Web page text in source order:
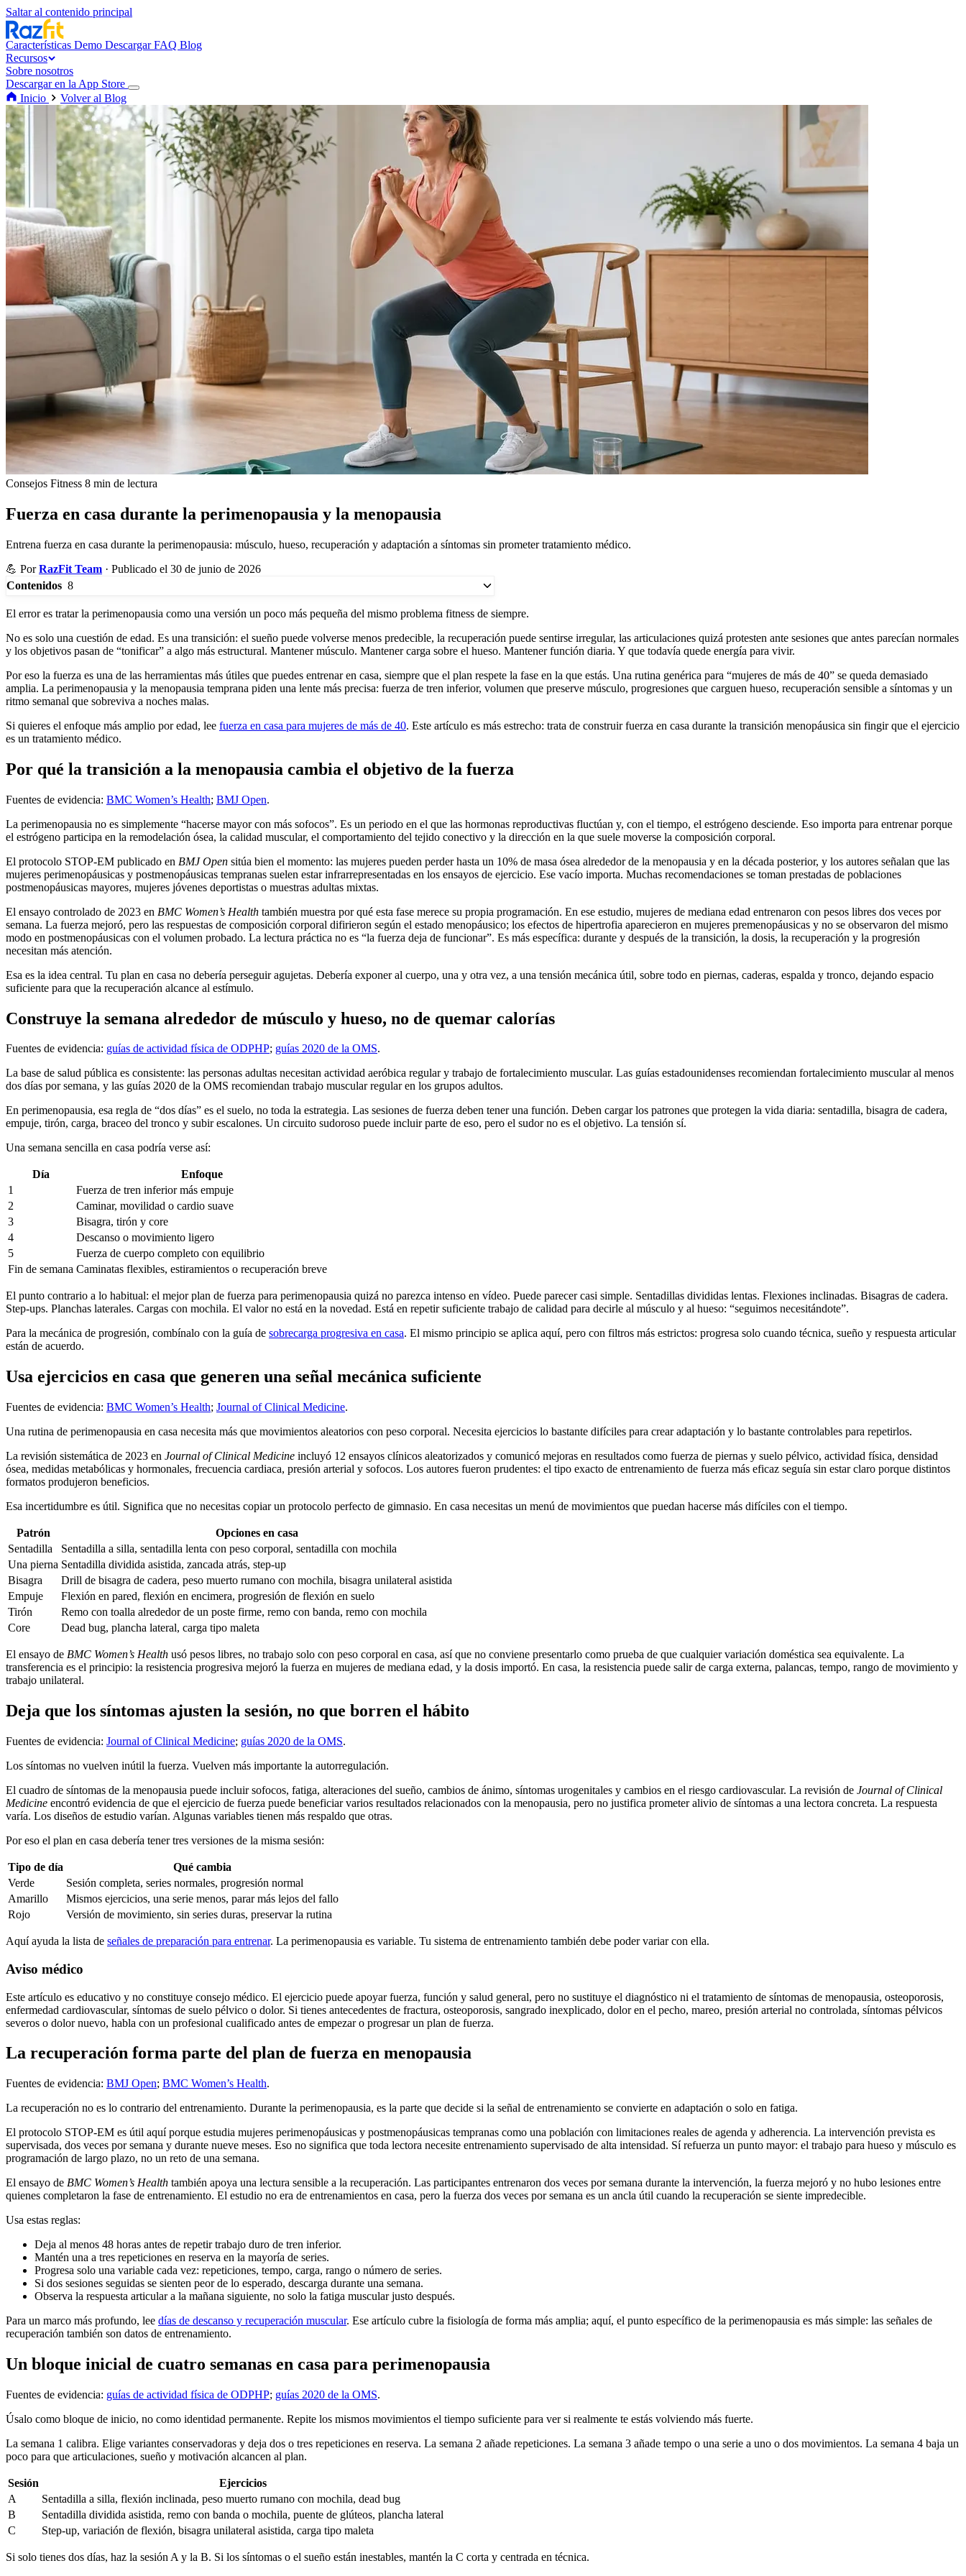
Saltar al contenido principal
Características Demo DescargarFAQ Blog
Recursos
Sobre nosotros
Descargar en la App Store
Inicio
Volver al Blog
Consejos Fitness 8 min de lectura
Fuerza en casa durante la perimenopausia y la menopausia
Entrena fuerza en casa durante la perimenopausia: músculo, hueso, recuperación y adaptación a síntomas sin prometer tratamiento médico.
💪 PorRazFit Team · Publicado el 30 de junio de 2026
Contenidos 8
El error es tratar la perimenopausia como una versión un poco más pequeña del mismo problema fitness de siempre.
No es solo una cuestión de edad. Es una transición: el sueño puede volverse menos predecible, la recuperación puede sentirse irregular, las articulaciones quizá protesten ante sesiones que antes parecían normales
y los objetivos pasan de “tonificar” a algo más estructural. Mantener músculo. Mantener carga sobre el hueso. Mantener función diaria. Y que todavía quede energía para vivir.
Por eso la fuerza es una de las herramientas más útiles que puedes entrenar en casa, siempre que el plan respete la fase en la que estás. Una rutina genérica para “mujeres de más de 40” se queda demasiado
amplia. La perimenopausia y la menopausia temprana piden una lente más precisa: fuerza de tren inferior, volumen que preserve músculo, progresiones que carguen hueso, recuperación sensible a síntomas y un
ritmo semanal que sobreviva a noches malas.
Si quieres el enfoque más amplio por edad, lee fuerza en casa para mujeres de más de 40. Este artículo es más estrecho: trata de construir fuerza en casa durante la transición menopáusica sin fingir que el ejercicio
es un tratamiento médico.
Por qué la transición a la menopausia cambia el objetivo de la fuerza
Fuentes de evidencia: BMC Women’s Health; BMJ Open.
La perimenopausia no es simplemente “hacerse mayor con más sofocos”. Es un periodo en el que las hormonas reproductivas fluctúan y, con el tiempo, el estrógeno desciende. Eso importa para entrenar porque
el estrógeno participa en la remodelación ósea, la calidad muscular, el comportamiento del tejido conectivo y la dirección en la que suele moverse la composición corporal.
El protocolo STOP-EM publicado en BMJ Open sitúa bien el momento: las mujeres pueden perder hasta un 10% de masa ósea alrededor de la menopausia y en la década posterior, y los autores señalan que las
mujeres perimenopáusicas y postmenopáusicas tempranas suelen estar infrarrepresentadas en los ensayos de ejercicio. Ese vacío importa. Muchas recomendaciones se toman prestadas de poblaciones
postmenopáusicas mayores, mujeres jóvenes deportistas o muestras adultas mixtas.
El ensayo controlado de 2023 en BMC Women’s Health también muestra por qué esta fase merece su propia programación. En ese estudio, mujeres de mediana edad entrenaron con pesos libres dos veces por
semana. La fuerza mejoró, pero las respuestas de composición corporal difirieron según el estado menopáusico; los efectos de hipertrofia aparecieron en mujeres premenopáusicas y no se observaron del mismo
modo en postmenopáusicas con el volumen probado. La lectura práctica no es “la fuerza deja de funcionar”. Es más específica: durante y después de la transición, la dosis, la recuperación y la progresión
necesitan más atención.
Esa es la idea central. Tu plan en casa no debería perseguir agujetas. Debería exponer al cuerpo, una y otra vez, a una tensión mecánica útil, sobre todo en piernas, caderas, espalda y tronco, dejando espacio
suficiente para que la recuperación alcance al estímulo.
Construye la semana alrededor de músculo y hueso, no de quemar calorías
Fuentes de evidencia: guías de actividad física de ODPHP; guías 2020 de la OMS.
La base de salud pública es consistente: las personas adultas necesitan actividad aeróbica regular y trabajo de fortalecimiento muscular. Las guías estadounidenses recomiendan fortalecimiento muscular al menos
dos días por semana, y las guías 2020 de la OMS recomiendan trabajo muscular regular en los grupos adultos.
En perimenopausia, esa regla de “dos días” es el suelo, no toda la estrategia. Las sesiones de fuerza deben tener una función. Deben cargar los patrones que protegen la vida diaria: sentadilla, bisagra de cadera,
empuje, tirón, carga, braceo del tronco y subir escalones. Un circuito sudoroso puede incluir parte de eso, pero el sudor no es el objetivo. La tensión sí.
Una semana sencilla en casa podría verse así:
Día
Enfoque
1
Fuerza de tren inferior más empuje
2
Caminar, movilidad o cardio suave
3
Bisagra, tirón y core
4
Descanso o movimiento ligero
5
Fuerza de cuerpo completo con equilibrio
Fin de semana Caminatas flexibles, estiramientos o recuperación breve
El punto contrario a lo habitual: el mejor plan de fuerza para perimenopausia quizá no parezca intenso en vídeo. Puede parecer casi simple. Sentadillas divididas lentas. Flexiones inclinadas. Bisagras de cadera.
Step-ups. Planchas laterales. Cargas con mochila. El valor no está en la novedad. Está en repetir suficiente trabajo de calidad para decirle al músculo y al hueso: “seguimos necesitándote”.
Para la mecánica de progresión, combínalo con la guía de sobrecarga progresiva en casa. El mismo principio se aplica aquí, pero con filtros más estrictos: progresa solo cuando técnica, sueño y respuesta articular
están de acuerdo.
Usa ejercicios en casa que generen una señal mecánica suficiente
Fuentes de evidencia: BMC Women’s Health; Journal of Clinical Medicine.
Una rutina de perimenopausia en casa necesita más que movimientos aleatorios con peso corporal. Necesita ejercicios lo bastante difíciles para crear adaptación y lo bastante controlables para repetirlos.
La revisión sistemática de 2023 en Journal of Clinical Medicine incluyó 12 ensayos clínicos aleatorizados y comunicó mejoras en resultados como fuerza de piernas y suelo pélvico, actividad física, densidad
ósea, medidas metabólicas y hormonales, frecuencia cardiaca, presión arterial y sofocos. Los autores fueron prudentes: el tipo exacto de entrenamiento de fuerza más eficaz seguía sin estar claro porque distintos
formatos produjeron beneficios.
Esa incertidumbre es útil. Significa que no necesitas copiar un protocolo perfecto de gimnasio. En casa necesitas un menú de movimientos que puedan hacerse más difíciles con el tiempo.
Patrón
Opciones en casa
Sentadilla
Sentadilla a silla, sentadilla lenta con peso corporal, sentadilla con mochila
Una pierna Sentadilla dividida asistida, zancada atrás, step-up
Bisagra
Drill de bisagra de cadera, peso muerto rumano con mochila, bisagra unilateral asistida
Empuje
Flexión en pared, flexión en encimera, progresión de flexión en suelo
Tirón
Remo con toalla alrededor de un poste firme, remo con banda, remo con mochila
Core
Dead bug, plancha lateral, carga tipo maleta
El ensayo de BMC Women’s Health usó pesos libres, no trabajo solo con peso corporal en casa, así que no conviene presentarlo como prueba de que cualquier variación doméstica sea equivalente. La
transferencia es el principio: la resistencia progresiva mejoró la fuerza en mujeres de mediana edad, y la dosis importó. En casa, la resistencia puede salir de carga externa, palancas, tempo, rango de movimiento y
trabajo unilateral.
Deja que los síntomas ajusten la sesión, no que borren el hábito
Fuentes de evidencia: Journal of Clinical Medicine; guías 2020 de la OMS.
Los síntomas no vuelven inútil la fuerza. Vuelven más importante la autorregulación.
El cuadro de síntomas de la menopausia puede incluir sofocos, fatiga, alteraciones del sueño, cambios de ánimo, síntomas urogenitales y cambios en el riesgo cardiovascular. La revisión de Journal of Clinical
Medicine encontró evidencia de que el ejercicio de fuerza puede beneficiar varios resultados relacionados con la menopausia, pero no justifica prometer alivio de síntomas a una lectora concreta. La respuesta
varía. Los diseños de estudio varían. Algunas variables tienen más respaldo que otras.
Por eso el plan en casa debería tener tres versiones de la misma sesión:
Tipo de día
Qué cambia
Verde
Sesión completa, series normales, progresión normal
Amarillo
Mismos ejercicios, una serie menos, parar más lejos del fallo
Rojo
Versión de movimiento, sin series duras, preservar la rutina
Aquí ayuda la lista de señales de preparación para entrenar. La perimenopausia es variable. Tu sistema de entrenamiento también debe poder variar con ella.
Aviso médico
Este artículo es educativo y no constituye consejo médico. El ejercicio puede apoyar fuerza, función y salud general, pero no sustituye el diagnóstico ni el tratamiento de síntomas de menopausia, osteoporosis,
enfermedad cardiovascular, síntomas de suelo pélvico o dolor. Si tienes antecedentes de fractura, osteoporosis, sangrado inexplicado, dolor en el pecho, mareo, presión arterial no controlada, síntomas pélvicos
severos o dolor nuevo, habla con un profesional cualificado antes de empezar o progresar un plan de fuerza.
La recuperación forma parte del plan de fuerza en menopausia
Fuentes de evidencia: BMJ Open; BMC Women’s Health.
La recuperación no es lo contrario del entrenamiento. Durante la perimenopausia, es la parte que decide si la señal de entrenamiento se convierte en adaptación o solo en fatiga.
El protocolo STOP-EM es útil aquí porque estudia mujeres perimenopáusicas y postmenopáusicas tempranas como una población con limitaciones reales de agenda y adherencia. La intervención prevista es
supervisada, dos veces por semana y durante nueve meses. Eso no significa que toda lectora necesite entrenamiento supervisado de alta intensidad. Sí refuerza un punto mayor: el trabajo para hueso y músculo es
programación de largo plazo, no un reto de una semana.
El ensayo de BMC Women’s Health también apoya una lectura sensible a la recuperación. Las participantes entrenaron dos veces por semana durante la intervención, la fuerza mejoró y no hubo lesiones entre
quienes completaron la fase de entrenamiento. El estudio no era de entrenamientos en casa, pero la fuerza dos veces por semana es un ancla útil cuando la recuperación se siente impredecible.
Usa estas reglas:
Deja al menos 48 horas antes de repetir trabajo duro de tren inferior.
Mantén una a tres repeticiones en reserva en la mayoría de series.
Progresa solo una variable cada vez: repeticiones, tempo, carga, rango o número de series.
Si dos sesiones seguidas se sienten peor de lo esperado, descarga durante una semana.
Observa la respuesta articular a la mañana siguiente, no solo la fatiga muscular justo después.
Para un marco más profundo, lee días de descanso y recuperación muscular. Ese artículo cubre la fisiología de forma más amplia; aquí, el punto específico de la perimenopausia es más simple: las señales de
recuperación también son datos de entrenamiento.
Un bloque inicial de cuatro semanas en casa para perimenopausia
Fuentes de evidencia: guías de actividad física de ODPHP; guías 2020 de la OMS.
Úsalo como bloque de inicio, no como identidad permanente. Repite los mismos movimientos el tiempo suficiente para ver si realmente te estás volviendo más fuerte.
La semana 1 calibra. Elige variantes conservadoras y deja dos o tres repeticiones en reserva. La semana 2 añade repeticiones. La semana 3 añade tempo o una serie a uno o dos movimientos. La semana 4 baja un
poco para que articulaciones, sueño y motivación alcancen al plan.
Sesión
Ejercicios
A
Sentadilla a silla, flexión inclinada, peso muerto rumano con mochila, dead bug
B
Sentadilla dividida asistida, remo con banda o mochila, puente de glúteos, plancha lateral
C
Step-up, variación de flexión, bisagra unilateral asistida, carga tipo maleta
Si solo tienes dos días, haz la sesión A y la B. Si los síntomas o el sueño están inestables, mantén la C corta y centrada en técnica.